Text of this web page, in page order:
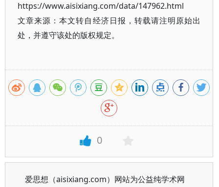
https://www.aisixiang.com/data/147962.html
文章来源：本文转自经济日报，转载请注明原始出
处，并遵守该处的版权规定。
0
爱思想（aisixiang.com）网站为公益纯学术网